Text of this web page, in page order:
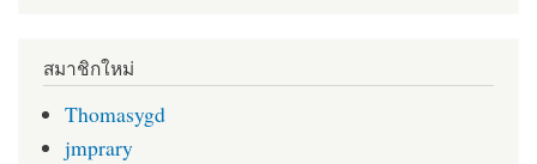
สมาชิกใหม่
Thomasygd
jmprary